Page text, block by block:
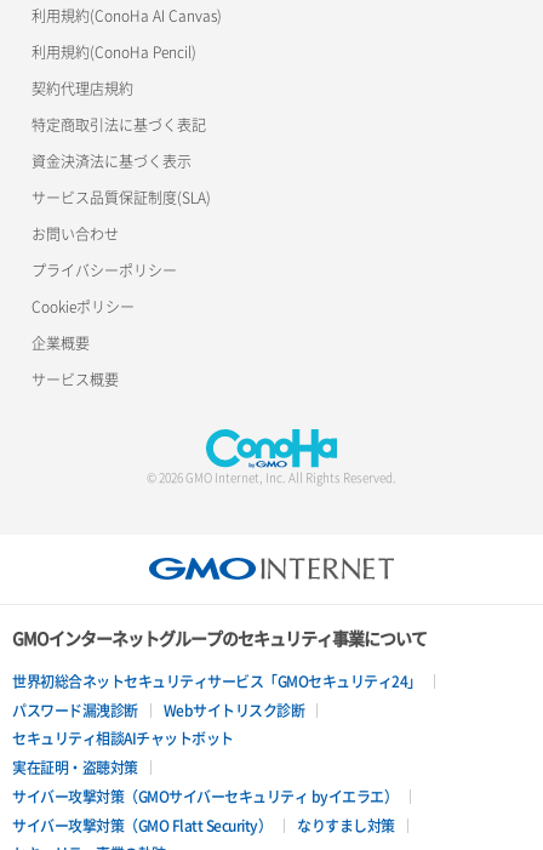
利用規約(ConoHa AI Canvas)
利用規約(ConoHa Pencil)
契約代理店規約
特定商取引法に基づく表記
資金決済法に基づく表示
サービス品質保証制度(SLA)
お問い合わせ
プライバシーポリシー
Cookieポリシー
企業概要
サービス概要
© 2026 GMO Internet, Inc. All Rights Reserved.
GMOインターネットグループのセキュリティ事業について
世界初総合ネットセキュリティサービス「GMOセキュリティ24」
パスワード漏洩診断
Webサイトリスク診断
セキュリティ相談AIチャットボット
実在証明・盗聴対策
サイバー攻撃対策（GMOサイバーセキュリティ byイエラエ）
サイバー攻撃対策（GMO Flatt Security）
なりすまし対策